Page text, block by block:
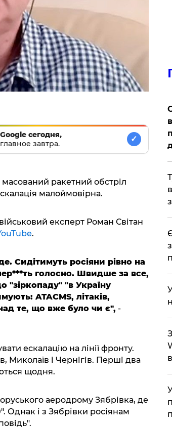
сегодня,
завтра.
✓
ракетний обстріл
малоймовірна.
експерт Роман Світан
.
Сидітимуть росіяни рівно на
голосно. Швидше за все,
"зіркопаду" "в Україну
ATACMS, літаків,
те, що вже було чи є", -
ескалацію на лінії фронту.
Миколаїв і Чернігів. Перші два
щодня.
аеродрому Зябрівка, де
і з Зябрівки росіянам